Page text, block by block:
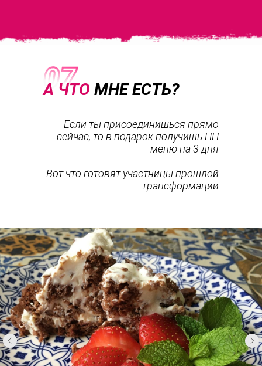
А ЧТО МНЕ ЕСТЬ?
Если ты присоединишься прямо
сейчас, то в подарок получишь ПП
меню на 3 дня
Вот что готовят участницы прошлой
трансформации